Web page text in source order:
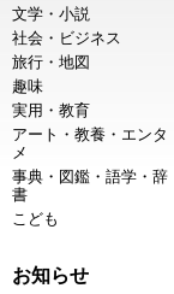
文学・小説
社会・ビジネス
旅行・地図
趣味
実用・教育
アート・教養・エンタ
メ
事典・図鑑・語学・辞
書
こども
お知らせ